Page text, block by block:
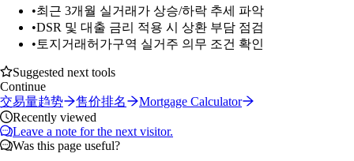
•최근 3개월 실거래가 상승/하락 추세 파악
•DSR 및 대출 금리 적용 시 상환 부담 점검
• 토지거래허가구역 실거주 의무 조건 확인
Suggested next tools
Continue
交易量趋势
售价排名
Mortgage Calculator
Recently viewed
Leave a note for the next visitor.
Was this page useful?